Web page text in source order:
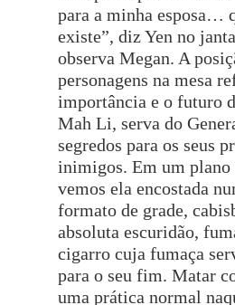
para a minha esposa…
existe”, diz Yen no
observa Megan. A
personagens na mesa
importância e o futuro
Mah Li, serva do
segredos para os seus
inimigos. Em um plano
vemos ela encostada
formato de grade,
absoluta escuridão,
cigarro cuja fumaça
para o seu fim. Matar
uma prática normal